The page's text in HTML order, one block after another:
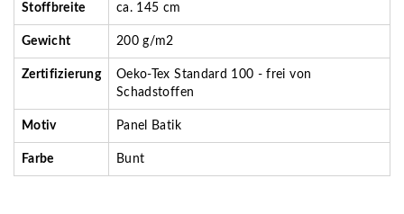
Stoffbreite ca. 145 cm
Gewicht 200 g/m2
Zertifizierung
Oeko-Tex Standard 100 - frei von
Schadstoffen
Motiv Panel Batik
Farbe Bunt